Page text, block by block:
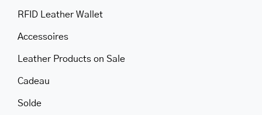
RFID Leather Wallet
Accessoires
Leather Products on Sale
Cadeau
Solde